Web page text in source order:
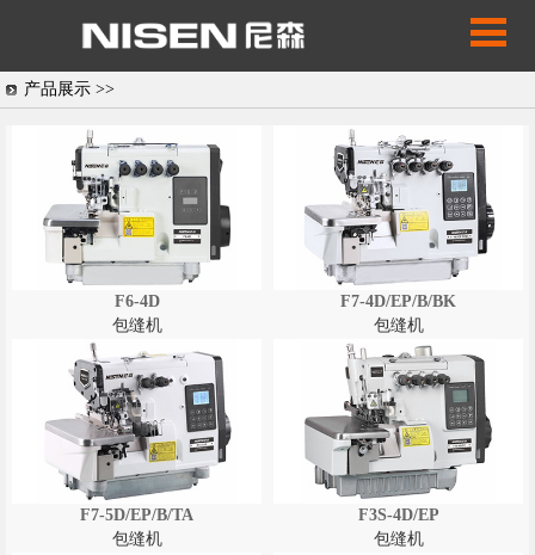
产品展示 >>
F6-4D
包缝机
F7-4D/EP/B/BK
包缝机
F7-5D/EP/B/TA
包缝机
F3S-4D/EP
包缝机